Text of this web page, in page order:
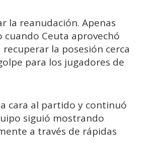
la reanudación. Apenas
Ceuta aprovechó
la posesión cerca
para los jugadores de
cara al partido y continuó
siguió mostrando
a través de rápidas